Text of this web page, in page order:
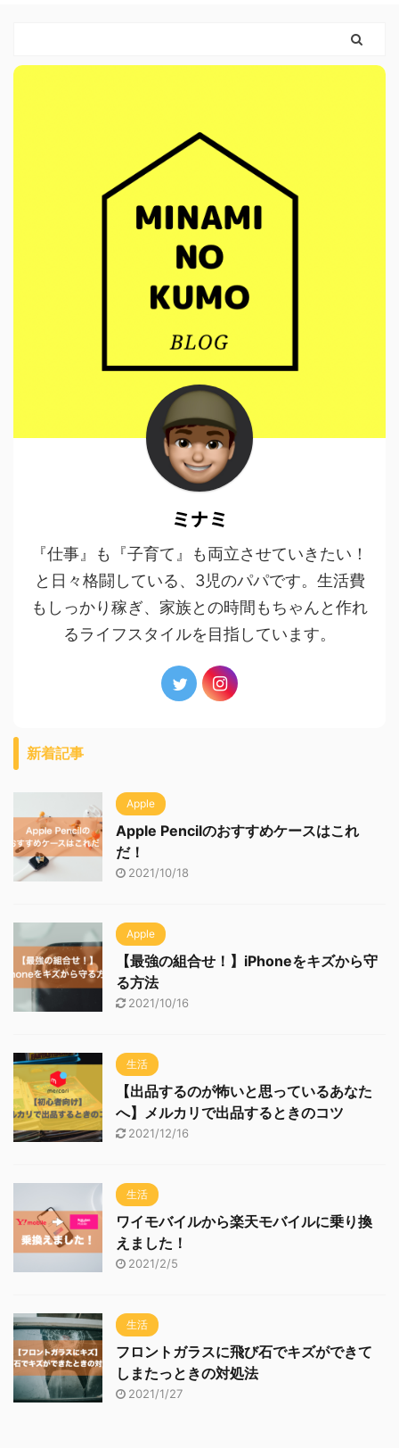
ミナミ
『仕事』も『子育て』も両立させていきたい！
と日々格闘している、3児のパパです。生活費
もしっかり稼ぎ、家族との時間もちゃんと作れ
るライフスタイルを目指しています。
新着記事
Apple
Apple Pencilのおすすめケースはこれ
だ！
2021/10/18
Apple
【最強の組合せ！】iPhoneをキズから守
る方法
2021/10/16
生活
【出品するのが怖いと思っているあなた
へ】メルカリで出品するときのコツ
2021/12/16
生活
ワイモバイルから楽天モバイルに乗り換
えました！
2021/2/5
生活
フロントガラスに飛び石でキズができて
しまたっときの対処法
2021/1/27